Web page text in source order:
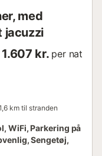
med
jacuzzi
1.607 kr. per nat
km til stranden
WiFi, Parkering på
Sengetøj,